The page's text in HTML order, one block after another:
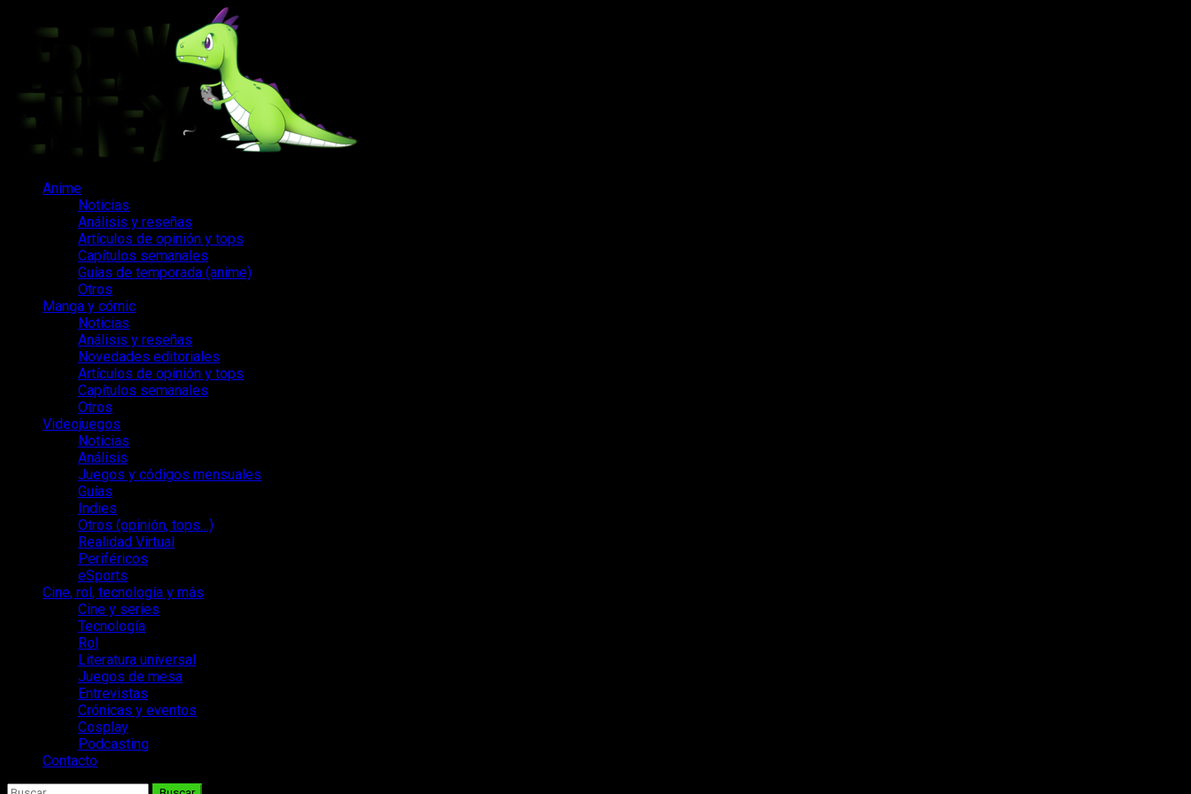
contenido
Anime
Noticias
Análisis y reseñas
Artículos de opinión y tops
Capítulos semanales
Guías de temporada (anime)
Otros
Manga y cómic
Noticias
Análisis y reseñas
Novedades editoriales
Artículos de opinión y tops
Capítulos semanales
Otros
Videojuegos
Noticias
Análisis
Juegos y códigos mensuales
Guías
Indies
Otros (opinión, tops…)
Realidad Virtual
Periféricos
eSports
Cine, rol, tecnología y más
Cine y series
Tecnología
Rol
Literatura universal
Juegos de mesa
Entrevistas
Crónicas y eventos
Cosplay
Podcasting
Contacto